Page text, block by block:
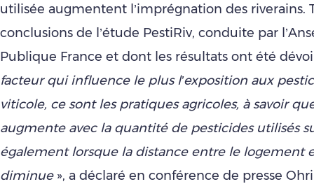
utilisée augmentent l’imprégnation des riverains.
conclusions de l’étude PestiRiv, conduite par
Publique France et dont les résultats ont été
facteur qui influence le plus l’exposition aux
viticole, ce sont les pratiques agricoles, à savoir
augmente avec la quantité de pesticides utilisés
également lorsque la distance entre le logement
diminue », a déclaré en conférence de presse